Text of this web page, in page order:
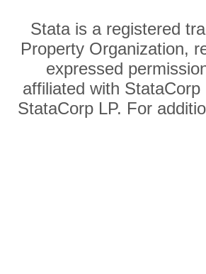
Stata is a registered
Property Organization,
expressed
affiliated with
StataCorp LP. For